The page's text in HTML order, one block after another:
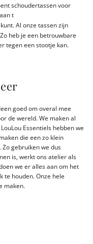
schoudertassen voor
t
Al onze tassen zijn
heb je een betrouwbare
tegen een stootje kan.
goed om overal mee
de wereld. We maken al
Essentiels hebben we
die een zo klein
gebruiken we dus
is, werkt ons atelier als
we er alles aan om het
te houden. Onze hele
maken.